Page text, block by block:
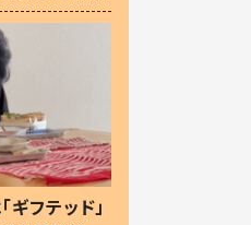
フテッド」